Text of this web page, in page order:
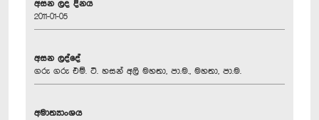
අසන ලද දිනය
2011-01-05
අසන ලද්දේ
ගරු ගරු එම්. ටී. හසන් අලි මහතා, පා.ම., මහතා, පා.ම.
අමාත්‍යාංශය